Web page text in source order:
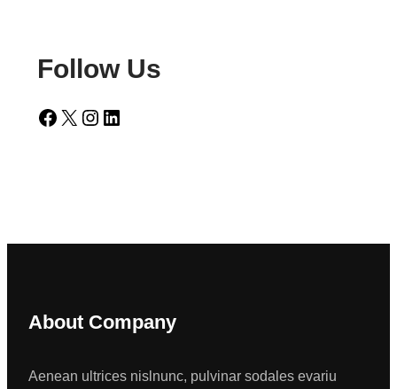
Follow Us
Facebook X Instagram LinkedIn
About Company
Aenean ultrices nislnunc, pulvinar sodales evariu